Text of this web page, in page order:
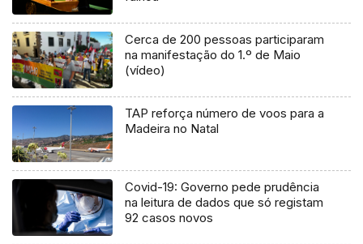
Cerca de 200 pessoas participaram
na manifestação do 1.º de Maio
(vídeo)
TAP reforça número de voos para a
Madeira no Natal
Covid-19: Governo pede prudência
na leitura de dados que só registam
92 casos novos